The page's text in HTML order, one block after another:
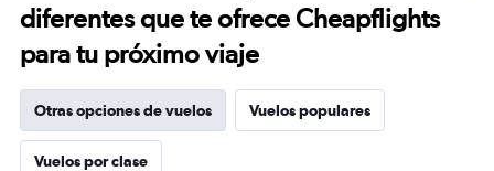
diferentes que te ofrece Cheapflights
para tu próximo viaje
Otras opciones de vuelos Vuelos populares
Vuelos por clase